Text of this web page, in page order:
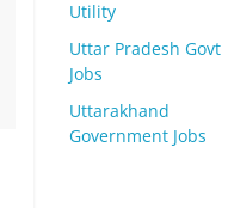
Utility
Uttar Pradesh Govt
Jobs
Uttarakhand
Government Jobs